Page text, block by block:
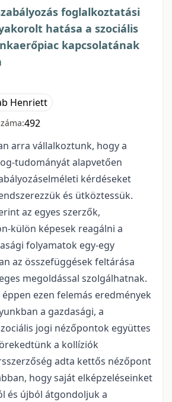
foglalkoztatási
hatása a szociális
kapcsolatának
Henriett
492
arra vállalkoztunk, hogy a
tudományát alapvetően
kérdéseket
és ütköztessük.
az egyes szerzők,
külön képesek reagálni a
folyamatok egy-egy
az összefüggések feltárása
megoldással szolgálhatnak.
ezen felemás eredmények
a gazdasági, a
jogi nézőpontok együttes
a kollíziók
adta kettős nézőpont
hogy saját elképzeléseinket
és újból átgondoljuk a